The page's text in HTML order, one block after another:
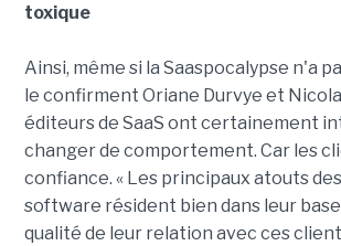
toxique
Ainsi, même si la Saaspocalypse n'a
le confirment Oriane Durvye et
éditeurs de SaaS ont certainement
changer de comportement. Car les
confiance. « Les principaux atouts
software résident bien dans leur
qualité de leur relation avec ces